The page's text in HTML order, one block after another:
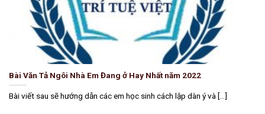
Bài Văn Tả Ngôi Nhà Em Đang ở Hay Nhất năm 2022
Bài viết sau sẽ hướng dẫn các em học sinh cách lập dàn ý và [...]